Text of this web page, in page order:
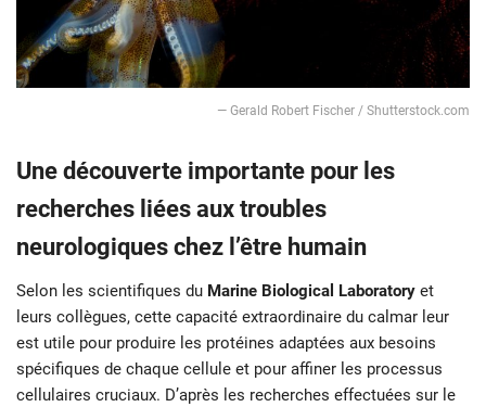
— Gerald Robert Fischer / Shutterstock.com
Une découverte importante pour les
recherches liées aux troubles
neurologiques chez l’être humain
Selon les scientifiques du Marine Biological Laboratory et
leurs collègues, cette capacité extraordinaire du calmar leur
est utile pour produire les protéines adaptées aux besoins
spécifiques de chaque cellule et pour affiner les processus
cellulaires cruciaux. D’après les recherches effectuées sur le